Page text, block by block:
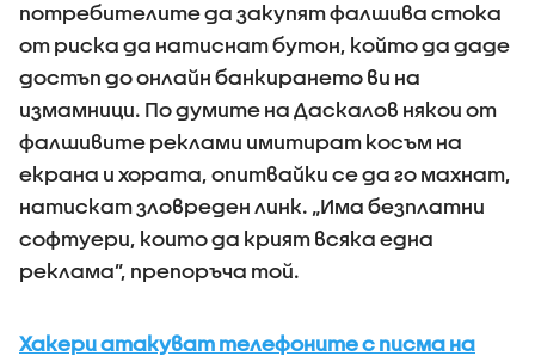
потребителите да закупят фалшива стока
от риска да натиснат бутон, който да даде
достъп до онлайн банкирането ви на
измамници. По думите на Даскалов някои от
фалшивите реклами имитират косъм на
екрана и хората, опитвайки се да го махнат,
натискат зловреден линк. „Има безплатни
софтуери, които да крият всяка една
реклама”, препоръча той.
Хакери атакуват телефоните с писма на